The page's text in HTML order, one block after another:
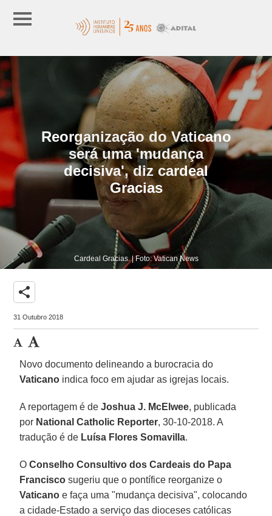
Reorganização do Vaticano
será uma 'mudança
decisiva', diz cardeal
Gracias
Cardeal Gracias. | Foto: Vatican News
share
31 Outubro 2018
Novo documento delineando a burocracia do
Vaticano indica foco em ajudar as igrejas locais.
A reportagem é deJoshua J. McElwee, publicada
por National Catholic Reporter, 30-10-2018. A
tradução é de Luísa Flores Somavilla.
OConselho Consultivo dos Cardeais do Papa
Francisco sugeriu que o pontífice reorganize o
Vaticano e faça uma "mudança decisiva", colocando
a cidade-Estado a serviço das dioceses católicas